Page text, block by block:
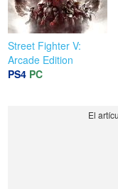
Street Fighter V:
Arcade Edition
PS4 PC